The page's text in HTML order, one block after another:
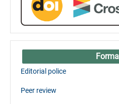
Editorial police
Peer review